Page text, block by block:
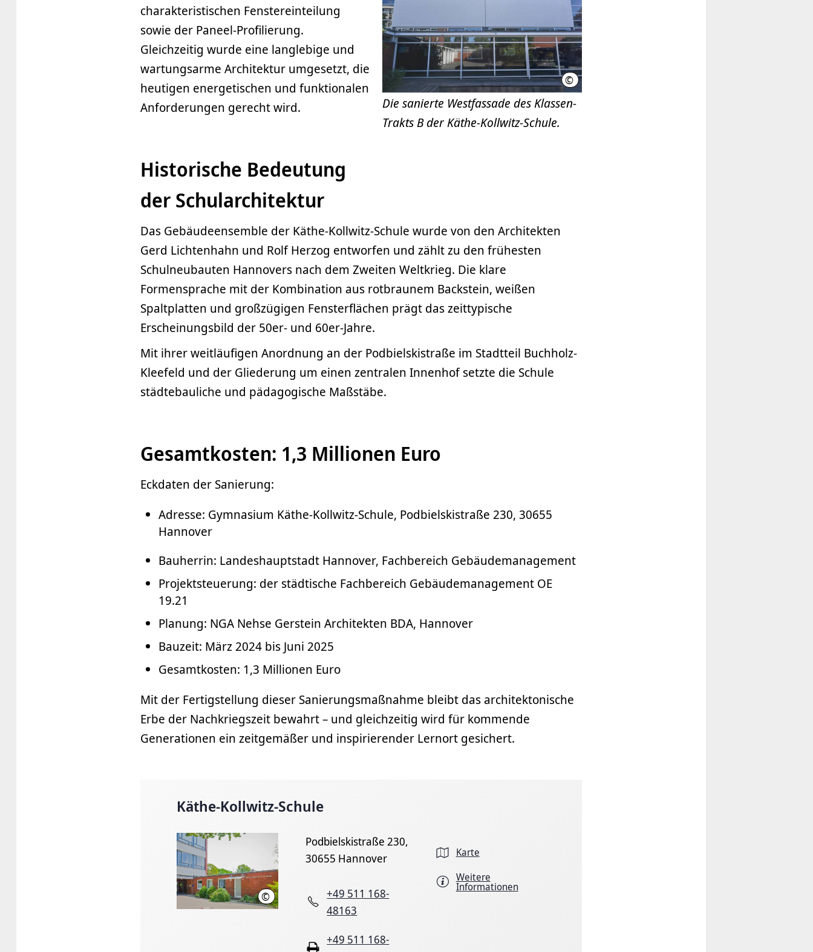
© LHH
Die sanierte Westfassade des Klassen-
Trakts B der Käthe-Kollwitz-Schule.
charakteristischen Fenstereinteilung
sowie der Paneel-Profilierung.
Gleichzeitig wurde eine langlebige und
wartungsarme Architektur umgesetzt, die
heutigen energetischen und funktionalen
Anforderungen gerecht wird.
Historische Bedeutung
der Schularchitektur
Das Gebäudeensemble der Käthe-Kollwitz-Schule wurde von den Architekten
Gerd Lichtenhahn und Rolf Herzog entworfen und zählt zu den frühesten
Schulneubauten Hannovers nach dem Zweiten Weltkrieg. Die klare
Formensprache mit der Kombination aus rotbraunem Backstein, weißen
Spaltplatten und großzügigen Fensterflächen prägt das zeittypische
Erscheinungsbild der 50er- und 60er-Jahre.
Mit ihrer weitläufigen Anordnung an der Podbielskistraße im Stadtteil Buchholz-
Kleefeld und der Gliederung um einen zentralen Innenhof setzte die Schule
städtebauliche und pädagogische Maßstäbe.
Gesamtkosten: 1,3 Millionen Euro
Eckdaten der Sanierung:
Adresse: Gymnasium Käthe-Kollwitz-Schule, Podbielskistraße 230, 30655
Hannover
Bauherrin: Landeshauptstadt Hannover, Fachbereich Gebäudemanagement
Projektsteuerung: der städtische Fachbereich Gebäudemanagement OE
19.21
Planung: NGA Nehse Gerstein Architekten BDA, Hannover
Bauzeit: März 2024 bis Juni 2025
Gesamtkosten: 1,3 Millionen Euro
Mit der Fertigstellung dieser Sanierungsmaßnahme bleibt das architektonische
Erbe der Nachkriegszeit bewahrt – und gleichzeitig wird für kommende
Generationen ein zeitgemäßer und inspirierender Lernort gesichert.
Käthe-Kollwitz-Schule
© LHH
Podbielskistraße 230,
30655 Hannover
+49 511 168-
48163
+49 511 168-
Karte
Weitere
Informationen